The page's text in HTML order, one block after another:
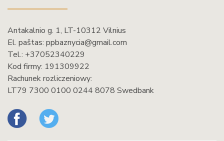
Antakalnio g. 1, LT-10312 Vilnius
El. paštas: ppbaznycia@gmail.com
Tel.: +37052340229
Kod firmy: 191309922
Rachunek rozliczeniowy:
LT79 7300 0100 0244 8078 Swedbank